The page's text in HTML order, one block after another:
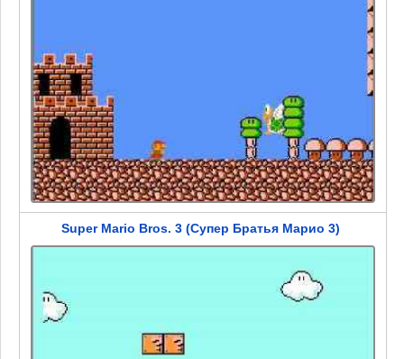
Super Mario Bros. 3 (Супер Братья Марио 3)